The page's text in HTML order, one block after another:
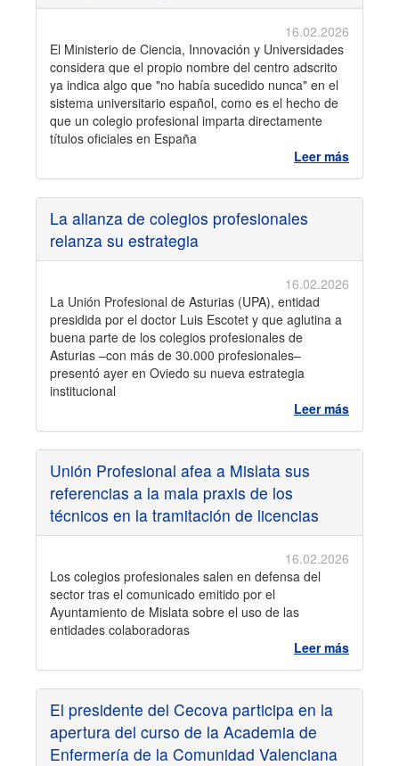
16.02.2026
El Ministerio de Ciencia, Innovación y Universidades
considera que el propio nombre del centro adscrito
ya indica algo que "no había sucedido nunca" en el
sistema universitario español, como es el hecho de
que un colegio profesional imparta directamente
títulos oficiales en España
Leer más
La alianza de colegios profesionales
relanza su estrategia
16.02.2026
La Unión Profesional de Asturias (UPA), entidad
presidida por el doctor Luis Escotet y que aglutina a
buena parte de los colegios profesionales de
Asturias –con más de 30.000 profesionales–
presentó ayer en Oviedo su nueva estrategia
institucional
Leer más
Unión Profesional afea a Mislata sus
referencias a la mala praxis de los
técnicos en la tramitación de licencias
16.02.2026
Los colegios profesionales salen en defensa del
sector tras el comunicado emitido por el
Ayuntamiento de Mislata sobre el uso de las
entidades colaboradoras
Leer más
El presidente del Cecova participa en la
apertura del curso de la Academia de
Enfermería de la Comunidad Valenciana